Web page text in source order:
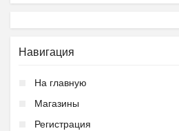
Навигация
На главную
Магазины
Регистрация